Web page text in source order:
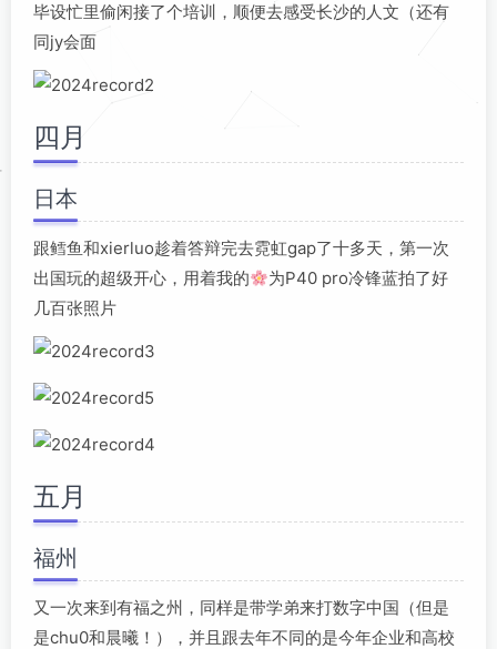
毕设忙里偷闲接了个培训，顺便去感受长沙的人文（还有
同jy会面
四月
日本
跟鳕鱼和xierluo趁着答辩完去霓虹gap了十多天，第一次
出国玩的超级开心，用着我的
为P40 pro冷锋蓝拍了好
几百张照片
五月
福州
又一次来到有福之州，同样是带学弟来打数字中国（但是
是chu0和晨曦！），并且跟去年不同的是今年企业和高校